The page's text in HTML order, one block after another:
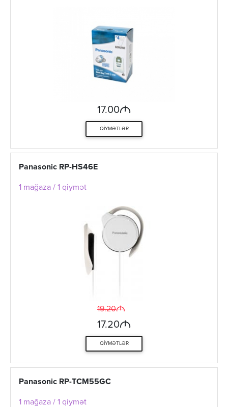
17.00M
QIYMƏTLƏR
Panasonic RP-HS46E
1 mağaza / 1 qiymət
19.20M
17.20M
QIYMƏTLƏR
Panasonic RP-TCM55GC
1 mağaza / 1 qiymət